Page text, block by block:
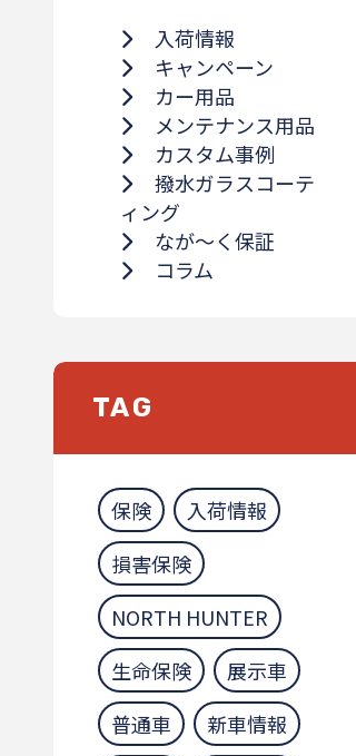
入荷情報
キャンペーン
カー用品
メンテナンス用品
カスタム事例
撥水ガラスコーテ
ィング
なが～く保証
コラム
TAG
保険
入荷情報
損害保険
NORTH HUNTER
生命保険
展示車
普通車
新車情報